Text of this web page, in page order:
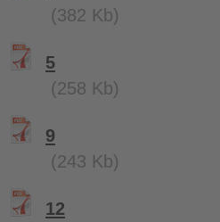
(382 Kb)
5
(258 Kb)
9
(243 Kb)
12